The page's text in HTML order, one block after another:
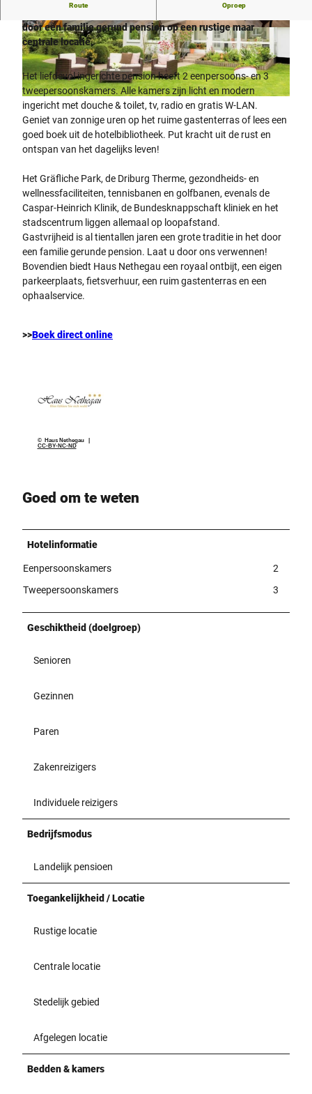
© Haus Nethegau | CC-BY-NC-ND
© Haus Nethegau |CC-BY-NC-ND
© Bad Driburger Touristik GmbH |
CC-BY-NC-ND
Route Oproep
House Nethegau heet u welkom in de gastvrijheid van een
door een familie gerund pension op een rustige maar
centrale locatie.
Het liefdevol ingerichte pension heeft 2 eenpersoons- en 3
tweepersoonskamers. Alle kamers zijn licht en modern
ingericht met douche & toilet, tv, radio en gratis W-LAN.
Geniet van zonnige uren op het ruime gastenterras of lees een
goed boek uit de hotelbibliotheek. Put kracht uit de rust en
ontspan van het dagelijks leven!
Het Gräfliche Park, de Driburg Therme, gezondheids- en
wellnessfaciliteiten, tennisbanen en golfbanen, evenals de
Caspar-Heinrich Klinik, de Bundesknappschaft kliniek en het
stadscentrum liggen allemaal op loopafstand.
Gastvrijheid is al tientallen jaren een grote traditie in het door
een familie gerunde pension. Laat u door ons verwennen!
Bovendien biedt Haus Nethegau een royaal ontbijt, een eigen
parkeerplaats, fietsverhuur, een ruim gastenterras en een
ophaalservice.
>>Boek direct online
© Haus Nethegau |
CC-BY-NC-ND
Goed om te weten
Hotelinformatie
Eenpersoonskamers
2
Tweepersoonskamers
3
Geschiktheid (doelgroep)
Senioren
Gezinnen
Paren
Zakenreizigers
Individuele reizigers
Bedrijfsmodus
Landelijk pensioen
Toegankelijkheid / Locatie
Rustige locatie
Centrale locatie
Stedelijk gebied
Afgelegen locatie
Bedden & kamers